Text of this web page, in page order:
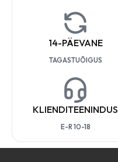
14-PÄEVANE
TAGASTUÕIGUS
KLIENDITEENINDUS
E-R 10-18